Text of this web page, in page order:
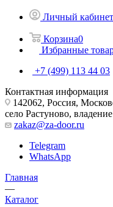
Личный кабинет
Корзина0
Избранные
+7 (499) 113 44 03
Контактная информация
142062, Россия,
село Растуново,
zakaz@za-door.ru
Telegram
WhatsApp
Главная
—
Каталог